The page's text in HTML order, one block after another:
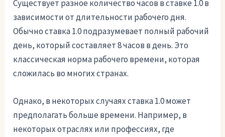
Существует разное количество часов в ставке 1.0 в
зависимости от длительности рабочего дня.
Обычно ставка 1.0 подразумевает полный рабочий
день, который составляет 8 часов в день. Это
классическая норма рабочего времени, которая
сложилась во многих странах.
Однако, в некоторых случаях ставка 1.0 может
предполагать больше времени. Например, в
некоторых отраслях или профессиях, где